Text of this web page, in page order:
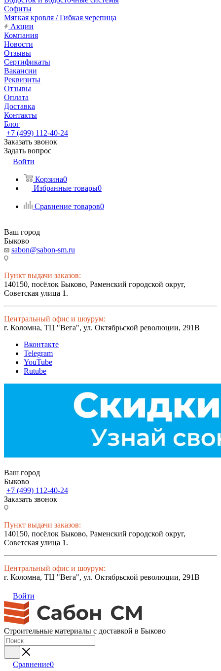
Софиты
Мягкая кровля / Гибкая черепица
Акции
Компания
Новости
Отзывы
Сертификаты
Вакансии
Реквизиты
Отзывы
Оплата
Доставка
Контакты
Блог
+7 (499) 112-40-24
Заказать звонок
Задать вопрос
Войти
Корзина0
Избранные товары0
Сравнение товаров0
Ваш город
Быково
sabon@sabon-sm.ru
Пункт выдачи заказов:
140150, посёлок Быково, Раменский городской округ,
Советская улица 1.
Центральный офис и шоурум:
г. Коломна, ТЦ "Вега", ул. Октябрьской революции, 291В
Вконтакте
Telegram
YouTube
Rutube
Ваш город
Быково
+7 (499) 112-40-24
Заказать звонок
Пункт выдачи заказов:
140150, посёлок Быково, Раменский городской округ,
Советская улица 1.
Центральный офис и шоурум:
г. Коломна, ТЦ "Вега", ул. Октябрьской революции, 291В
Войти
Строительные материалы с доставкой в Быково
Сравнение0